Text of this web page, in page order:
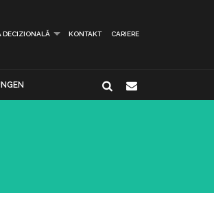
DECIZIONALĂ KONTAKT CARIERE